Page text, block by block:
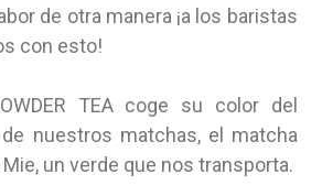
de otra manera ¡a los baristas
con esto!
TEA coge su color del
nuestros matchas, el matcha
un verde que nos transporta.